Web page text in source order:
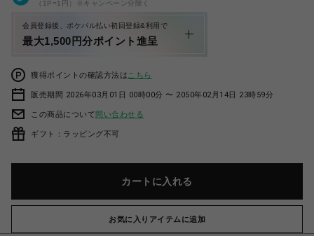
（1P=1円）※キャンペーン分除く
会員登録後、ポケパル払い初回登録&利用で
最大1,500円分ポイント進呈
獲得ポイントの確認方法は こちら
販売期間 2026年03月01日 00時00分 〜 2050年02月14日 23時59分
この商品について問い合わせる
ギフト：ラッピング不可
カートに入れる
お気に入りアイテムに追加